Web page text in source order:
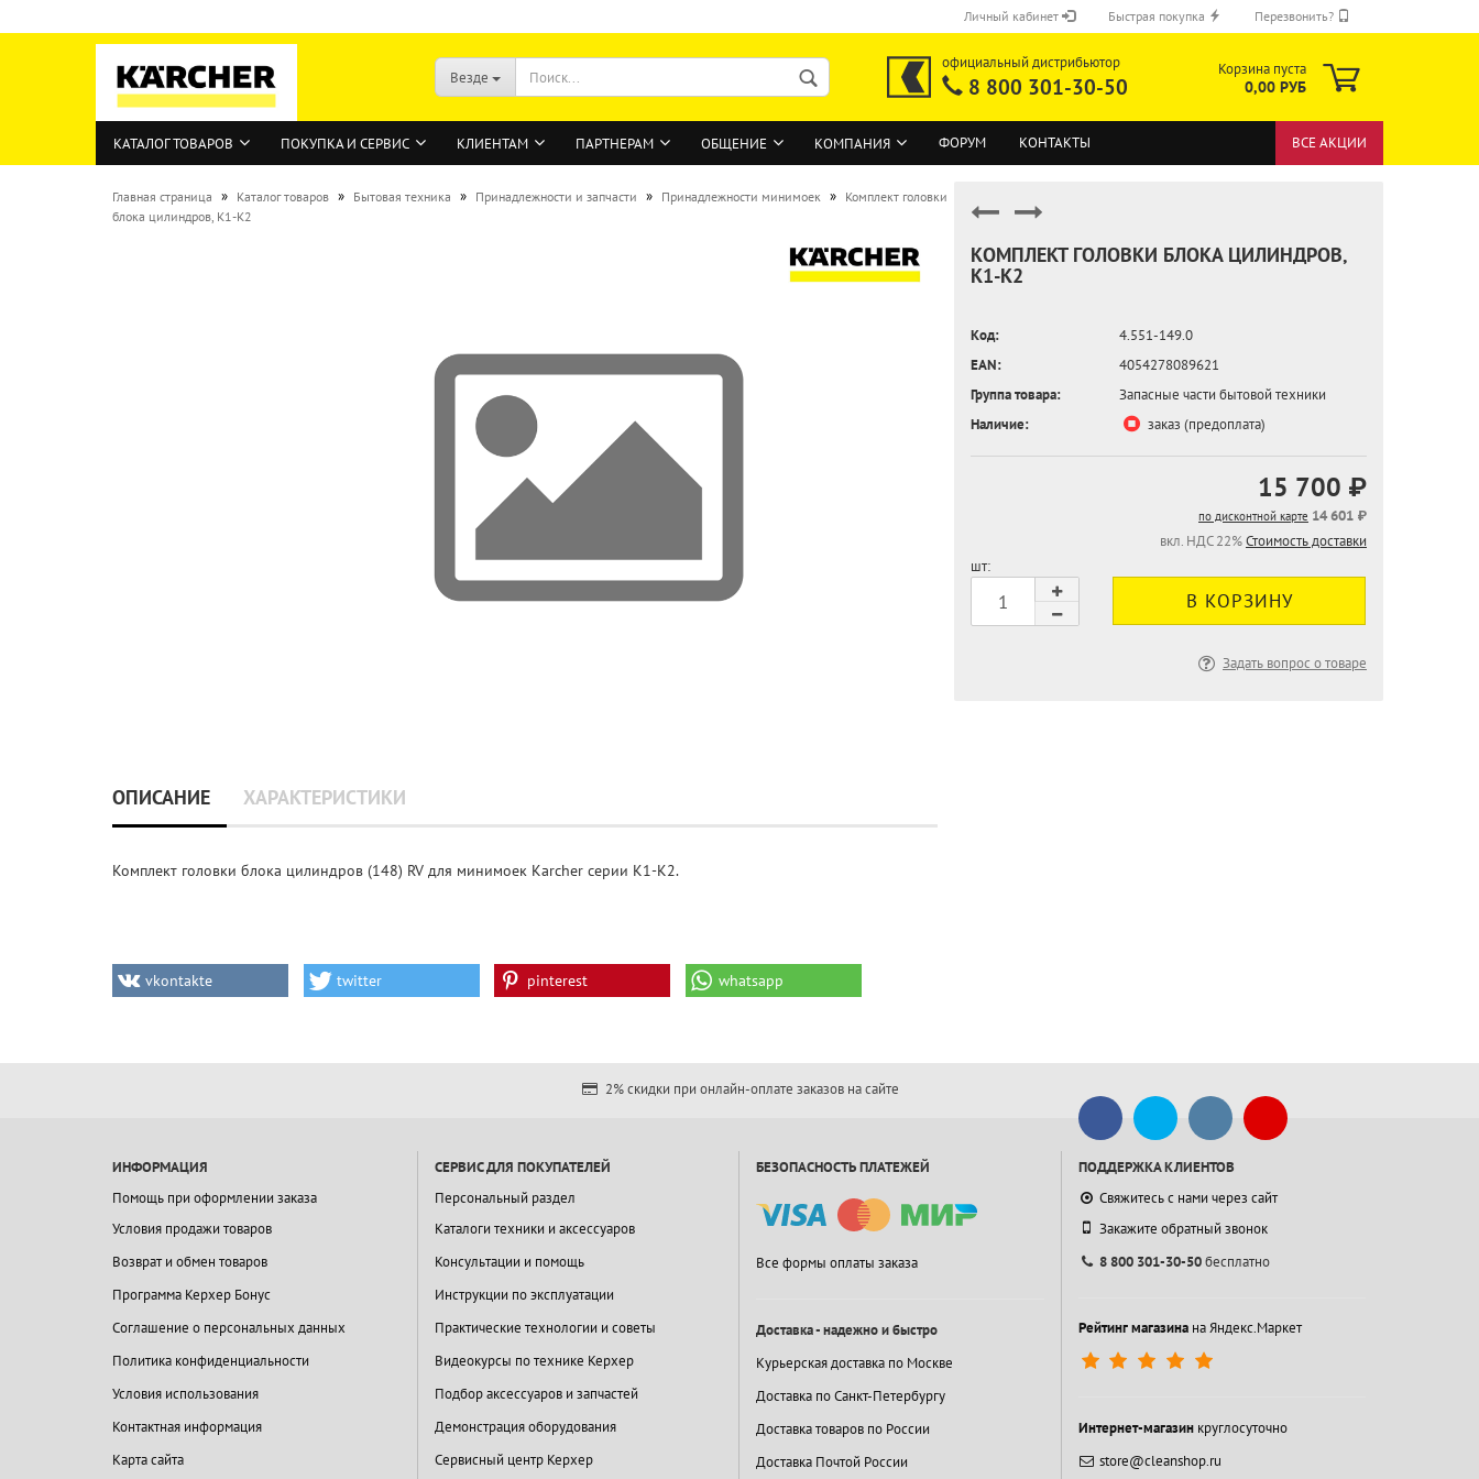
Личный кабинет
ВОЙТИ
Быстрая покупка Перезвонить?
ОТПРАВИТЬ
Везде
официальный дистрибьютор
8 800 301-30-50
Корзина пуста
0,00 РУБ
КАТАЛОГ ТОВАРОВ ПОКУПКА И СЕРВИС КЛИЕНТАМ ПАРТНЕРАМ ОБЩЕНИЕ КОМПАНИЯ ФОРУМ КОНТАКТЫ ВСЕ АКЦИИ
Главная страница » Каталог товаров » Бытовая техника » Принадлежности и запчасти » Принадлежности минимоек » Комплект головки
блока цилиндров, K1-K2
КОМПЛЕКТ ГОЛОВКИ БЛОКА ЦИЛИНДРОВ,
K1-K2
Код:
4.551-149.0
EAN:
4054278089621
Группа товара:
Запасные части бытовой техники
Наличие:
заказ (предоплата)
15 700 ₽
по дисконтной карте 14 601 ₽
вкл. НДС 22%Стоимость доставки
шт:
Задать вопрос о товаре
ОПИСАНИЕ ХАРАКТЕРИСТИКИ
Комплект головки блока цилиндров (148) RV для минимоек Karcher серии K1-K2.
vkontakte twitter pinterest whatsapp
2% скидки при онлайн-оплате заказов на сайте
ИНФОРМАЦИЯ
Помощь при оформлении заказа
Условия продажи товаров
Возврат и обмен товаров
Программа Керхер Бонус
Соглашение о персональных данных
Политика конфиденциальности
Условия использования
Контактная информация
Карта сайта
СЕРВИС ДЛЯ ПОКУПАТЕЛЕЙ
Персональный раздел
Каталоги техники и аксессуаров
Консультации и помощь
Инструкции по эксплуатации
Практические технологии и советы
Видеокурсы по технике Керхер
Подбор аксессуаров и запчастей
Демонстрация оборудования
Сервисный центр Керхер
БЕЗОПАСНОСТЬ ПЛАТЕЖЕЙ
Все формы оплаты заказа
Доставка - надежно и быстро
Курьерская доставка по Москве
Доставка по Санкт-Петербургу
Доставка товаров по России
Доставка Почтой России
ПОДДЕРЖКА КЛИЕНТОВ
Свяжитесь с нами через сайт
Закажите обратный звонок
8 800 301-30-50бесплатно
Рейтинг магазинана Яндекс.Маркет
Интернет-магазинкруглосуточно
store@cleanshop.ru